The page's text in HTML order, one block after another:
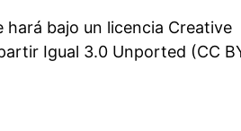
bajo un licencia Creative
Igual 3.0 Unported (CC